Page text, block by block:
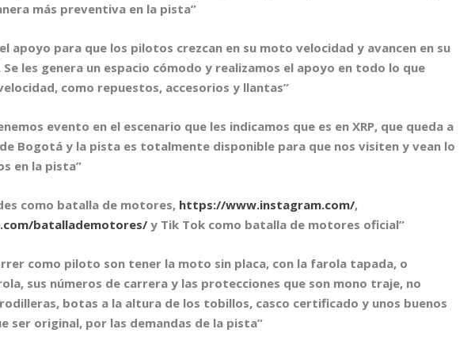
más preventiva en la pista”
apoyo para que los pilotos crezcan en su moto velocidad y avancen en su
les genera un espacio cómodo y realizamos el apoyo en todo lo que
como repuestos, accesorios y llantas”
evento en el escenario que les indicamos que es en XRP, que queda a
Bogotá y la pista es totalmente disponible para que nos visiten y vean lo
en la pista”
como batalla de motores, https://www.instagram.com/,
batallademotores/ y Tik Tok como batalla de motores oficial”
como piloto son tener la moto sin placa, con la farola tapada, o
sus números de carrera y las protecciones que son mono traje, no
botas a la altura de los tobillos, casco certificado y unos buenos
ser original, por las demandas de la pista”